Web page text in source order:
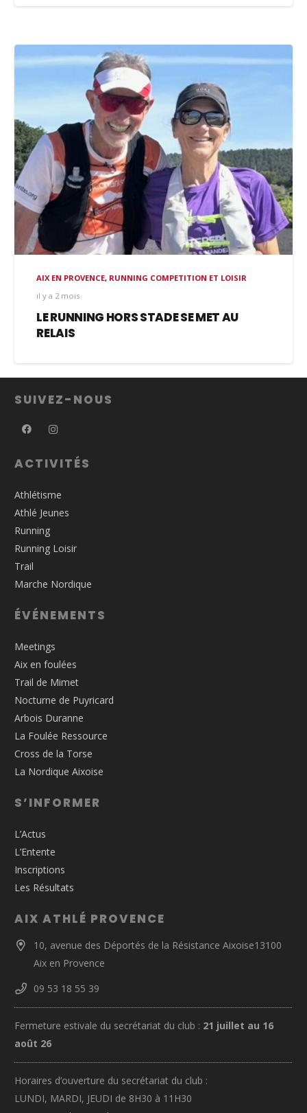
AIX EN PROVENCE, RUNNING COMPETITION ET LOISIR
il y a 2 mois
LE RUNNING HORS STADE SE MET AU
RELAIS
SUIVEZ-NOUS
ACTIVITÉS
Athlétisme
Athlé Jeunes
Running
Running Loisir
Trail
Marche Nordique
ÉVÉNEMENTS
Meetings
Aix en foulées
Trail de Mimet
Nocturne de Puyricard
Arbois Duranne
La Foulée Ressource
Cross de la Torse
La Nordique Aixoise
S’INFORMER
L’Actus
L’Entente
Inscriptions
Les Résultats
AIX ATHLÉ PROVENCE
10, avenue des Déportés de la Résistance Aixoise13100
Aix en Provence
09 53 18 55 39
Fermeture estivale du secrétariat du club : 21 juillet au 16
août 26
Horaires d’ouverture du secrétariat du club :
LUNDI, MARDI, JEUDI de 8H30 à 11H30